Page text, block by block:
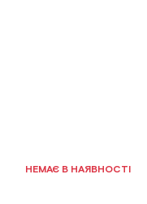
НЕМАЄ В НАЯВНОСТІ